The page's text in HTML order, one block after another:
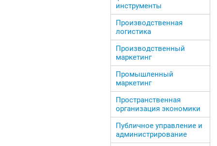
инструменты
Производственная
логистика
Производственный
маркетинг
Промышленный
маркетинг
Пространственная
организация экономики
Публичное управление и
администрирование